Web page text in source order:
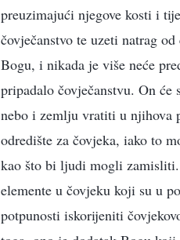
preuzimajući njegove kosti i
čovječanstvo te uzeti natrag
Bogu, i nikada je više neće
pripadalo čovječanstvu. On će
nebo i zemlju vratiti u njihova
odredište za čovjeka, iako to
kao što bi ljudi mogli
elemente u čovjeku koji su u
potpunosti iskorijeniti